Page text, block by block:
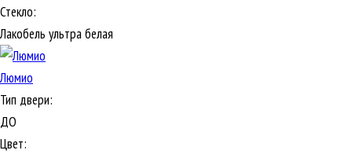
Стекло:
Лакобель ультра белая
Люмио
Тип двери:
ДО
Цвет: